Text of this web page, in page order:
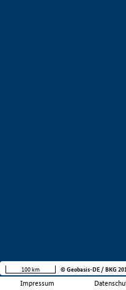
Impressum
100 km © Geobasis-DE / BKG